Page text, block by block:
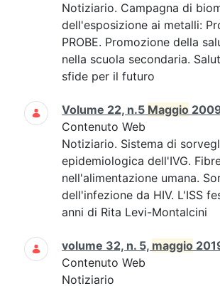
Notiziario. Campagna di
dell'esposizione ai metalli:
PROBE. Promozione della
nella scuola secondaria.
sfide per il futuro
Volume 22, n.5 Maggio
Contenuto Web
Notiziario. Sistema di
epidemiologica dell'IVG.
nell'alimentazione umana.
dell'infezione da HIV. L'ISS
anni di Rita Levi-Montalcini
volume 32, n. 5, maggio
Contenuto Web
Notiziario